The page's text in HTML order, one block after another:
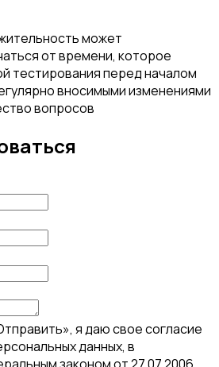
может
от времени, которое
тестирования перед началом
вносимыми изменениями
вопросов
я даю свое согласие
данных, в